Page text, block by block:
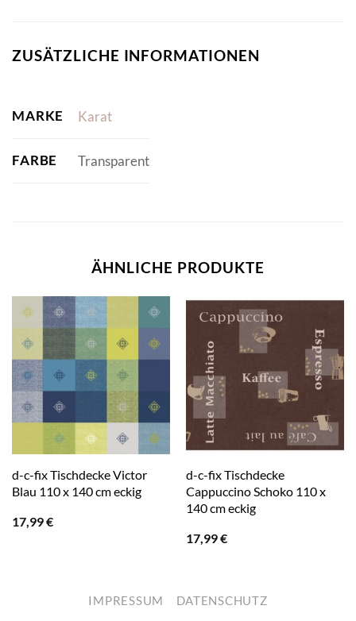
ZUSÄTZLICHE INFORMATIONEN
MARKE Karat
FARBE Transparent
ÄHNLICHE PRODUKTE
d-c-fix Tischdecke Victor
Blau 110 x 140 cm eckig
17,99€
d-c-fix Tischdecke
Cappuccino Schoko 110 x
140 cm eckig
17,99€
IMPRESSUM DATENSCHUTZ